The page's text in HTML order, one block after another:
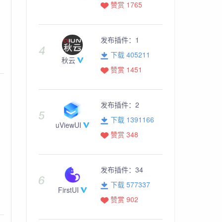
赞赏 1765
秋云
发布插件： 1
下载 405211
赞赏 1451
uViewUI
发布插件： 2
下载 1391166
赞赏 348
FirstUI
发布插件： 34
下载 577337
赞赏 902